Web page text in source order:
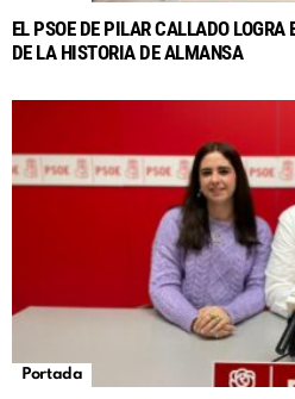
EL PSOE DE PILAR CALLADO LOGRA
DE LA HISTORIA DE ALMANSA
Portada